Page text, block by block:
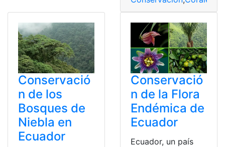
Conservació
n de los
Bosques de
Niebla en
Ecuador
Conservació
n de la Flora
Endémica de
Ecuador
Ecuador, un país